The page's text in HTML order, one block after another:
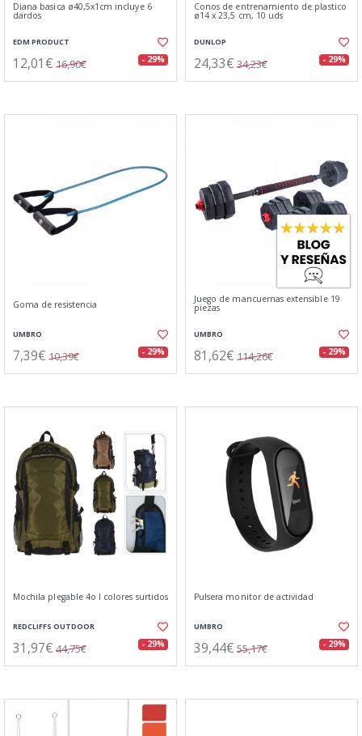
Diana basica ø40,5x1cm incluye 6
dardos
EDM PRODUCT
12,01€ 16,90€ - 29%
Conos de entrenamiento de plastico
ø14 x 23,5 cm, 10 uds
DUNLOP
24,33€ 34,23€ - 29%
Goma de resistencia
UMBRO
7,39€ 10,39€ - 29%
Juego de mancuernas extensible 19
piezas
UMBRO
81,62€ 114,26€ - 29%
Mochila plegable 4o l colores surtidos
REDCLIFFS OUTDOOR
31,97€ 44,75€ - 29%
Pulsera monitor de actividad
UMBRO
39,44€ 55,17€ - 29%